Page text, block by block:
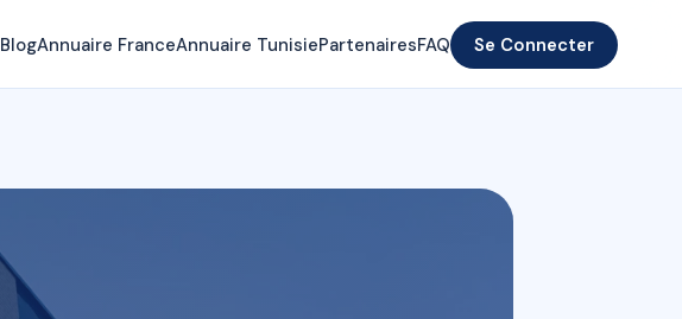
BlogAnnuaire FranceAnnuaire TunisiePartenairesFAQ Se Connecter